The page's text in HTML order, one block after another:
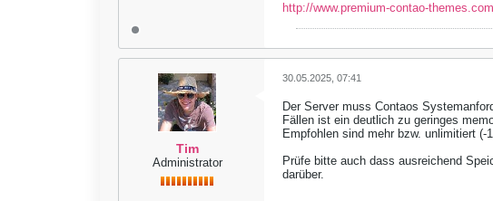
http://www.premium-contao-themes.com
Tim
Administrator
30.05.2025, 07:41
Der Server muss Contaos
Fällen ist ein deutlich zu geringes
Empfohlen sind mehr bzw. unlimitiert
Prüfe bitte auch dass ausreichend
darüber.